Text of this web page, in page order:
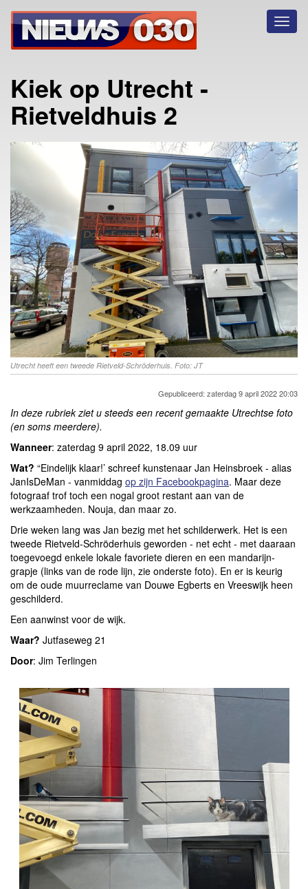
Kiek op Utrecht -
Rietveldhuis 2
Utrecht heeft een tweede Rietveld-Schröderhuis. Foto: JT
Gepubliceerd: zaterdag 9 april 2022 20:03
In deze rubriek ziet u steeds een recent gemaakte Utrechtse foto
(en soms meerdere).
Wanneer: zaterdag 9 april 2022, 18.09 uur
Wat? “Eindelijk klaar!’ schreef kunstenaar Jan Heinsbroek - alias
JanIsDeMan - vanmiddag op zijn Facebookpagina. Maar deze
fotograaf trof toch een nogal groot restant aan van de
werkzaamheden. Nouja, dan maar zo.
Drie weken lang was Jan bezig met het schilderwerk. Het is een
tweede Rietveld-Schröderhuis geworden - net echt - met daaraan
toegevoegd enkele lokale favoriete dieren en een mandarijn-
grapje (links van de rode lijn, zie onderste foto). En er is keurig
om de oude muurreclame van Douwe Egberts en Vreeswijk heen
geschilderd.
Een aanwinst voor de wijk.
Waar? Jutfaseweg 21
Door: Jim Terlingen